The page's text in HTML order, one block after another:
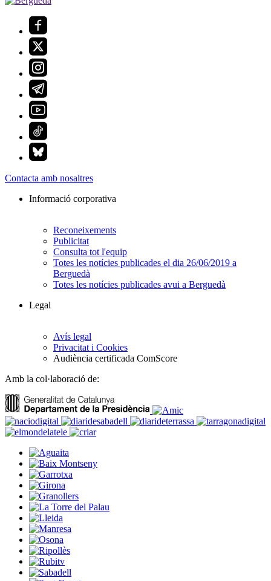
Contacta amb nosaltres
Informació corporativa
Reconeixements
Publicitat
Consulta tot l'equip
Totes les notícies publicades el dia 26/06/2019 a
Berguedà
Totes les notícies publicades avui a Berguedà
Legal
Avís legal
Privacitat i Cookies
Audiència certificada ComScore
Amb la col·laboració de: